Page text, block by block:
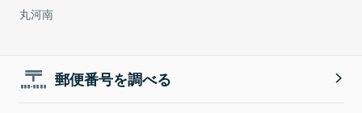
丸河南
郵便番号を調べる